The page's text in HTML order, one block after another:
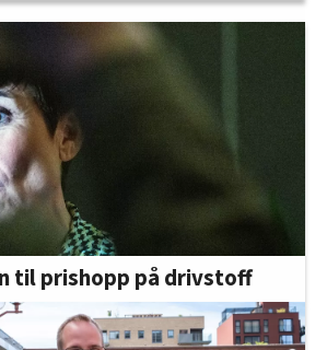
til prishopp på drivstoff